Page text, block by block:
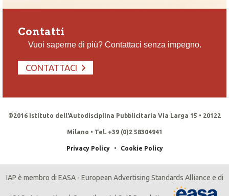
Contatti
Vuoi saperne di più? Contattaci senza impegno.
CONTATTACI
©2016 Istituto dell'Autodisciplina Pubblicitaria Via Larga 15 • 20122
Milano • Tel. +39 (0)2 58304941
Privacy Policy • Cookie Policy
IAP è membro di EASA - European Advertising Standards Alliance e di